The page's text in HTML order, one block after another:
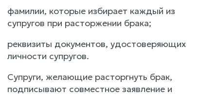
фамилии, которые избирает каждый из
супругов при расторжении брака;
реквизиты документов, удостоверяющих
личности супругов.
Супруги, желающие расторгнуть брак,
подписывают совместное заявление и